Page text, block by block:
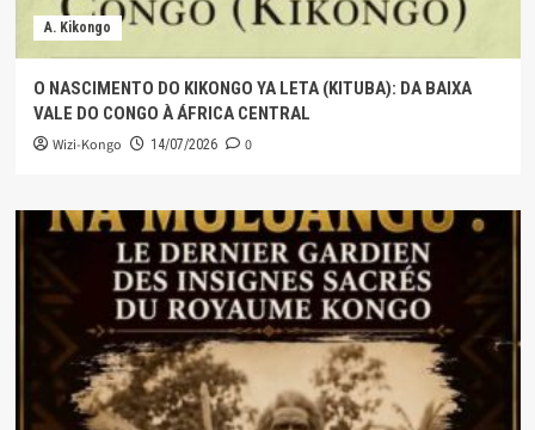
A. Kikongo
O NASCIMENTO DO KIKONGO YA LETA (KITUBA): DA BAIXA
VALE DO CONGO À ÁFRICA CENTRAL
Wizi-Kongo 14/07/2026 0